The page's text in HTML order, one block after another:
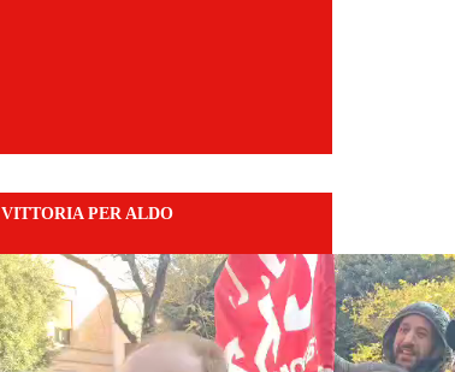
VITTORIA PER ALDO